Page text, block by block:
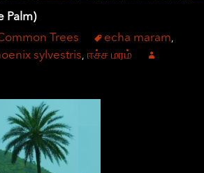
Palm)
Trees echa maram,
sylvestris, ஈச்ச மரம்